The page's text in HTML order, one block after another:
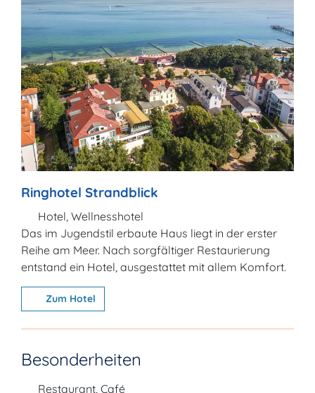
Ringhotel Strandblick
Hotel, Wellnesshotel
Das im Jugendstil erbaute Haus liegt in der erster
Reihe am Meer. Nach sorgfältiger Restaurierung
entstand ein Hotel, ausgestattet mit allem Komfort.
Zum Hotel
Besonderheiten
Restaurant, Café